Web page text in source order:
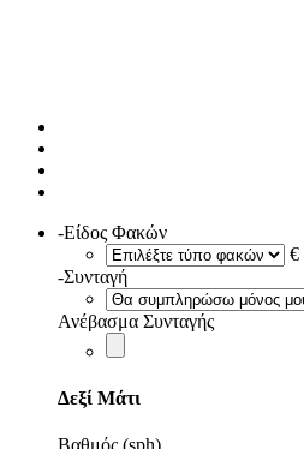
-Είδος Φακών
€
-Συνταγή
Ανέβασμα Συνταγής
Δεξί Μάτι